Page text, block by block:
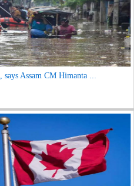
Assam CM Himanta ...